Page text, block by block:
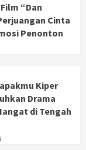
“Dan
Cinta
Penonton
Kiper
Drama
di Tengah